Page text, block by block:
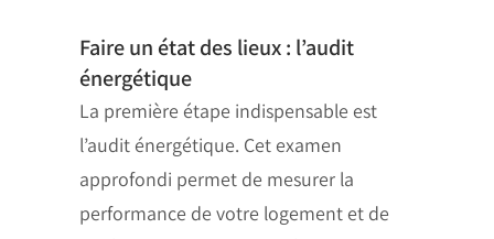
Faire un état des lieux : l’audit
énergétique
La première étape indispensable est
l’audit énergétique. Cet examen
approfondi permet de mesurer la
performance de votre logement et de